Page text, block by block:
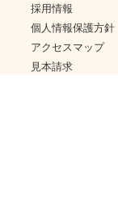
採用情報
個人情報保護方針
アクセスマップ
見本請求